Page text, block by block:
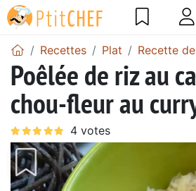
Recettes Plat Recette
Poêlée de riz au
chou-fleur au